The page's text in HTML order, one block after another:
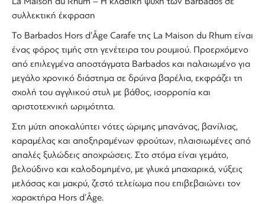
συλλεκτική έκφραση
Το Barbados Hors d’Âge Carafe της La Maison du Rhum είναι
ένας φόρος τιμής στη γενέτειρα του ρουμιού. Προερχόμενο
από επιλεγμένα αποστάγματα Barbados και παλαιωμένο για
μεγάλο χρονικό διάστημα σε δρύινα βαρέλια, εκφράζει τη
σχολή του αγγλικού στυλ με βάθος, ισορροπία και
αριστοτεχνική ωριμότητα.
Στη μύτη αποκαλύπτει νότες ώριμης μπανάνας, βανίλιας,
καραμέλας και αποξηραμένων φρούτων, πλαισιωμένες από
απαλές ξυλώδεις αποχρώσεις. Στο στόμα είναι γεμάτο,
βελούδινο και καλοδομημένο, με γλυκά μπαχαρικά, νύξεις
μελάσας και μακρύ, ζεστό τελείωμα που επιβεβαιώνει τον
χαρακτήρα Hors d’Âge.